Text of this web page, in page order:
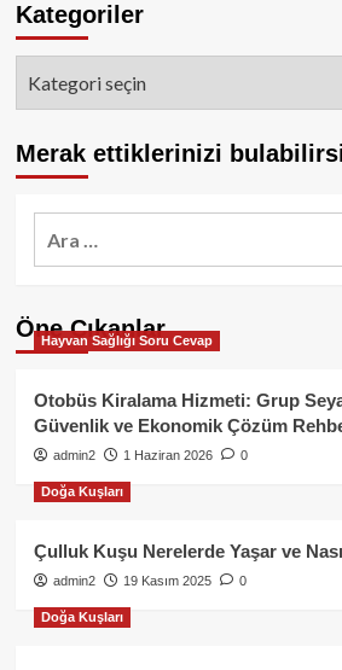
Kategoriler
Merak ettiklerinizi
Öne Çıkanlar
Hayvan Sağlığı Soru Cevap
Otobüs Kiralama Hizmeti: Grup
Güvenlik ve Ekonomik Çözüm
admin2 1 Haziran 2026 0
Doğa Kuşları
Çulluk Kuşu Nerelerde Yaşar ve
admin2 19 Kasım 2025 0
Doğa Kuşları